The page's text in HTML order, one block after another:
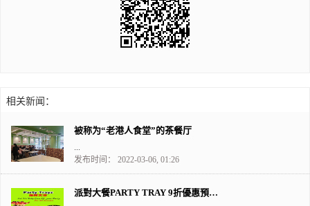
相关新闻：
被称为“老港人食堂”的茶餐厅
发布时间： 2022-03-06, 01:26
派對大餐PARTY TRAY 9折優惠預定中2021年12月20日前預定10% off for bookings before December 20 2021